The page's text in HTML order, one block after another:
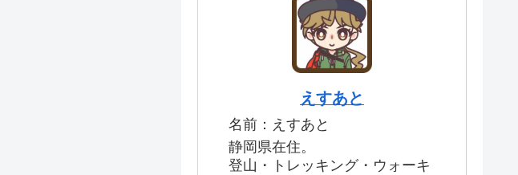
えすあと
名前：えすあと
静岡県在住。
登山・トレッキング・ウォーキ